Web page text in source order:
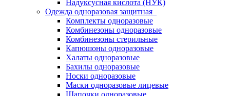
Надуксусная кислота (НУК)
Одежда одноразовая защитная
Комплекты одноразовые
Комбинезоны одноразовые
Комбинезоны стерильные
Капюшоны одноразовые
Халаты одноразовые
Бахилы одноразовые
Носки одноразовые
Маски одноразовые лицевые